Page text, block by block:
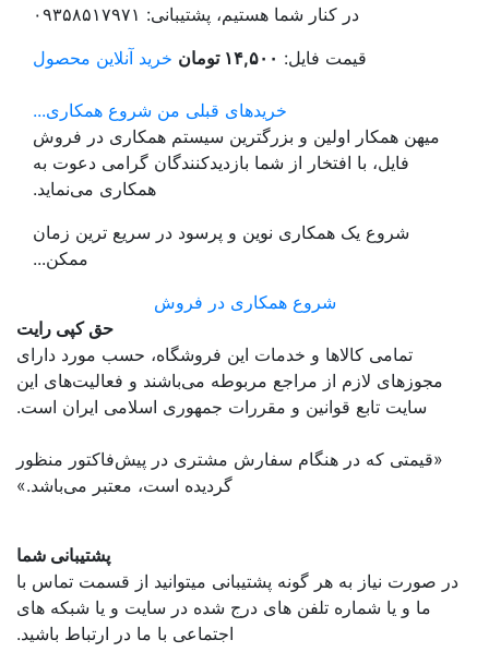
در کنار شما هستیم، پشتیبانی: ۰۹۳۵۸۵۱۷۹۷۱
قیمت فایل: ۱۴,۵۰۰ تومان خرید آنلاین محصول
خریدهای قبلی من شروع همکاری...
میهن همکار اولین و بزرگترین سیستم همکاری در فروش
فایل، با افتخار از شما بازدیدکنندگان گرامی دعوت به
همکاری می‌نماید.
شروع یک همکاری نوین و پرسود در سریع ترین زمان
ممکن...
شروع همکاری در فروش
حق کپی رایت
تمامی كالاها و خدمات اين فروشگاه، حسب مورد دارای
مجوزهای لازم از مراجع مربوطه می‌باشند و فعاليت‌های اين
سايت تابع قوانين و مقررات جمهوری اسلامی ايران است.
«قیمتی که در هنگام سفارش مشتری در پیش‌­فاکتور منظور
گرديده است، معتبر می‌باشد.»
پشتیبانی شما
در صورت نیاز به هر گونه پشتیبانی میتوانید از قسمت تماس با
ما و یا شماره تلفن های درج شده در سایت و یا شبکه های
اجتماعی با ما در ارتباط باشید.